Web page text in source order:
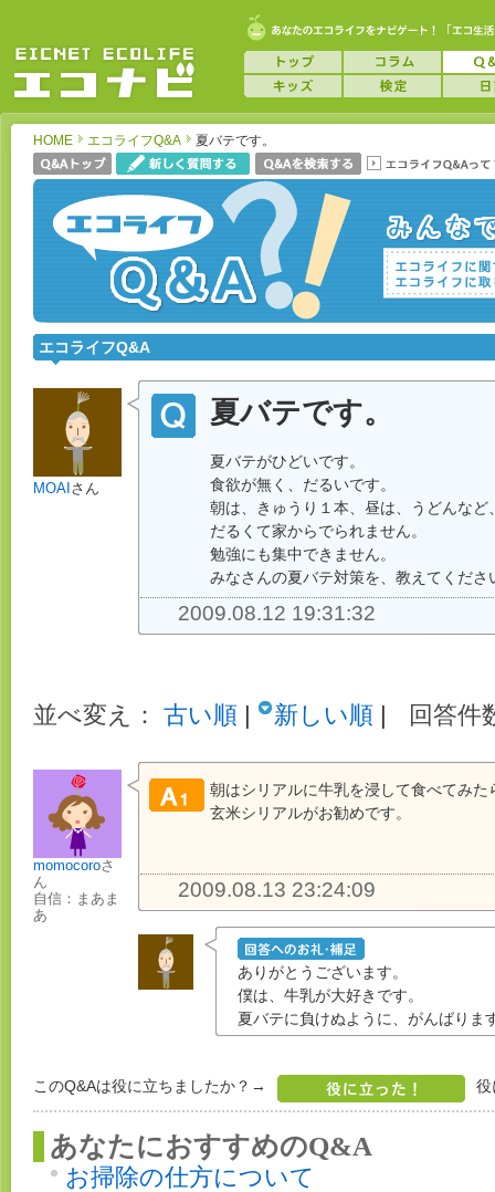
HOME エコライフQ&A 夏バテです。
エコライフQ&A
MOAIさん
夏バテです。
夏バテがひどいです。
食欲が無く、だるいです。
朝は、きゅうり１本、昼は、うどんなど
だるくて家からでられません。
勉強にも集中できません。
みなさんの夏バテ対策を、教えてくださ
2009.08.12 19:31:32
並べ変え： 古い順 | 新しい順 | 回答件
momocoroさ
ん
自信：まあま
あ
朝はシリアルに牛乳を浸して食べてみた
玄米シリアルがお勧めです。
2009.08.13 23:24:09
ありがとうございます。
僕は、牛乳が大好きです。
夏バテに負けぬように、がんばりま
このQ&Aは役に立ちましたか？→ 役
あなたにおすすめのQ&A
お掃除の仕方について